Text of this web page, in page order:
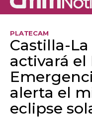
PLATECAM
Castilla-
activará el
alerta el
eclipse